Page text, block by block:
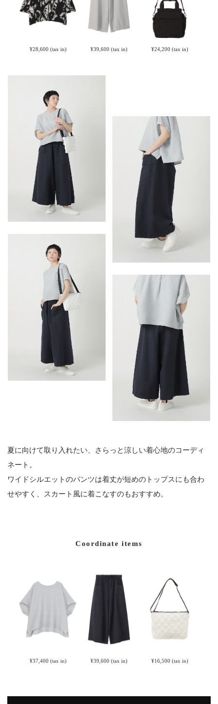
¥28,600 (tax in) ¥39,600 (tax in) ¥24,200 (tax in)
夏に向けて取り入れたい、さらっと涼しい着心地のコーディ
ネート。
ワイドシルエットのパンツは着丈が短めのトップスにも合わ
せやすく、スカート風に着こなすのもおすすめ。
Coordinate items
¥37,400 (tax in) ¥39,600 (tax in) ¥16,500 (tax in)